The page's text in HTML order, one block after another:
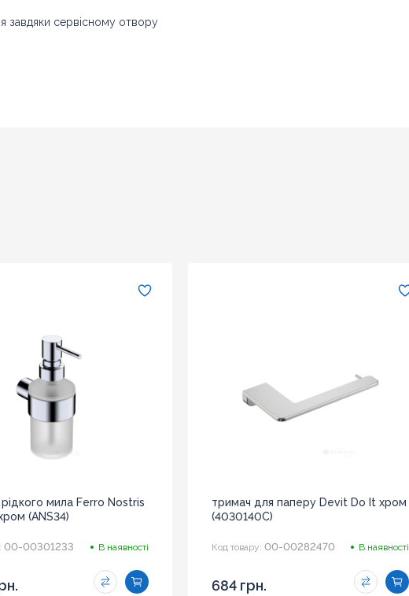
завдяки сервісному отвору
мила Ferro Nostris
(ANS34)
00-00301233 В наявності
тримач для паперу Devit Do It хром
(4030140С)
Код товару: 00-00282470 В наявності
684 грн.